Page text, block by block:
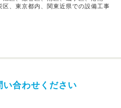
、東京都内、関東近県での設備工事
い合わせください